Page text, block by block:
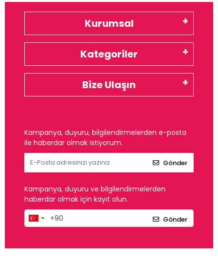
Kurumsal
Kategoriler
Bize Ulaşın
Kampanya, duyuru, bilgilendirmelerden e-posta
ile haberdar olmak istiyorum.
Gönder
Kampanya, duyuru ve bilgilendirmelerden
haberdar olmak için kayıt olun.
Gönder